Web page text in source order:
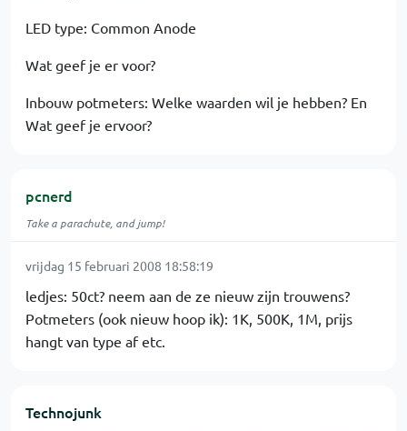
LED type: Common Anode
Wat geef je er voor?
Inbouw potmeters: Welke waarden wil je hebben? En
Wat geef je ervoor?
pcnerd
Take a parachute, and jump!
vrijdag 15 februari 2008 18:58:19
ledjes: 50ct? neem aan de ze nieuw zijn trouwens?
Potmeters (ook nieuw hoop ik): 1K, 500K, 1M, prijs
hangt van type af etc.
Technojunk